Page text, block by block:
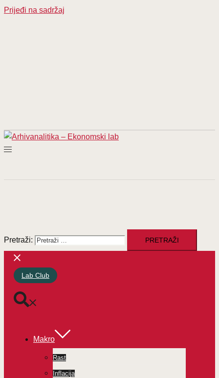
Prijeđi na sadržaj
Pretraži:
Lab Club
Makro
Rast
Inflacija